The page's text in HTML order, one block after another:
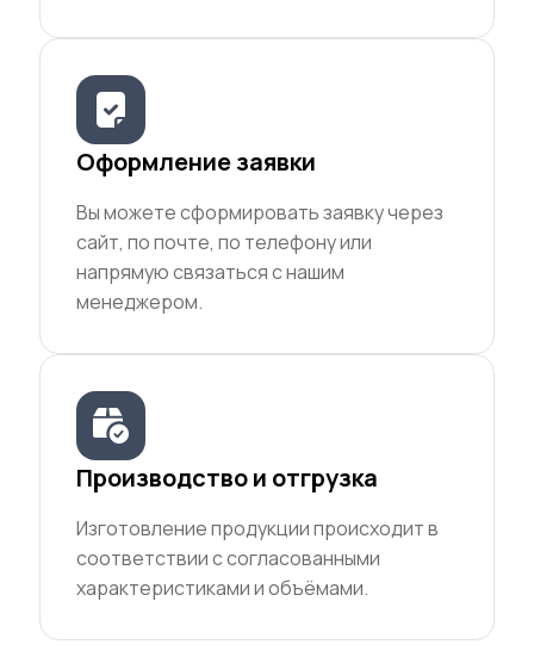
Оформление заявки
Вы можете сформировать заявку через
сайт, по почте, по телефону или
напрямую связаться с нашим
менеджером.
Производство и отгрузка
Изготовление продукции происходит в
соответствии с согласованными
характеристиками и объёмами.